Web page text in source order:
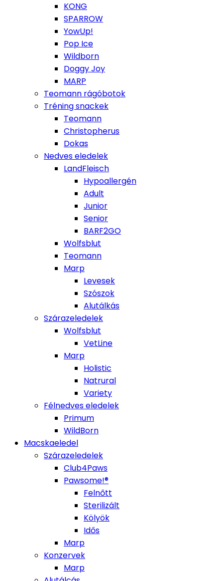
KONG
SPARROW
YowUp!
Pop Ice
Wildborn
Doggy Joy
MARP
Teomann rágóbotok
Tréning snackek
Teomann
Christopherus
Dokas
Nedves eledelek
LandFleisch
Hypoallergén
Adult
Junior
Senior
BARF2GO
Wolfsblut
Teomann
Marp
Levesek
Szószok
Alutálkás
Szárazeledelek
Wolfsblut
VetLine
Marp
Holistic
Natrural
Variety
Félnedves eledelek
Primum
WildBorn
Macskaeledel
Szárazeledelek
Club4Paws
Pawsome!®
Felnőtt
Sterilizált
Kölyök
Idős
Marp
Konzervek
Marp